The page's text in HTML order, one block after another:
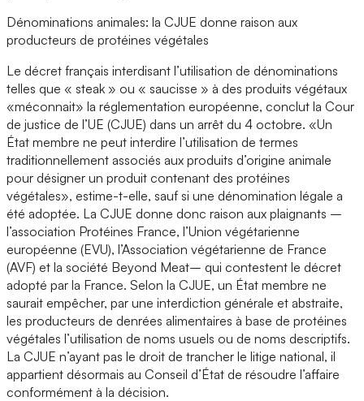
Dénominations animales: la CJUE donne raison aux
producteurs de protéines végétales
Le décret français interdisant l’utilisation de dénominations
telles que « steak » ou « saucisse » à des produits végétaux
«méconnait» la réglementation européenne, conclut la Cour
de justice de l’UE (CJUE) dans un arrêt du 4 octobre. «Un
État membre ne peut interdire l’utilisation de termes
traditionnellement associés aux produits d’origine animale
pour désigner un produit contenant des protéines
végétales», estime-t-elle, sauf si une dénomination légale a
été adoptée. La CJUE donne donc raison aux plaignants –
l’association Protéines France, l’Union végétarienne
européenne (EVU), l’Association végétarienne de France
(AVF) et la société Beyond Meat– qui contestent le décret
adopté par la France. Selon la CJUE, un État membre ne
saurait empêcher, par une interdiction générale et abstraite,
les producteurs de denrées alimentaires à base de protéines
végétales l’utilisation de noms usuels ou de noms descriptifs.
La CJUE n’ayant pas le droit de trancher le litige national, il
appartient désormais au Conseil d’État de résoudre l’affaire
conformément à la décision.